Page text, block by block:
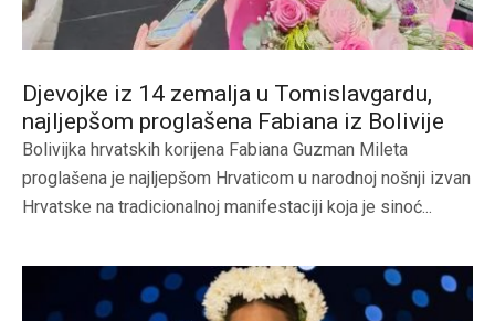
Djevojke iz 14 zemalja u Tomislavgardu,
najljepšom proglašena Fabiana iz Bolivije
Bolivijka hrvatskih korijena Fabiana Guzman Mileta
proglašena je najljepšom Hrvaticom u narodnoj nošnji izvan
Hrvatske na tradicionalnoj manifestaciji koja je sinoć...